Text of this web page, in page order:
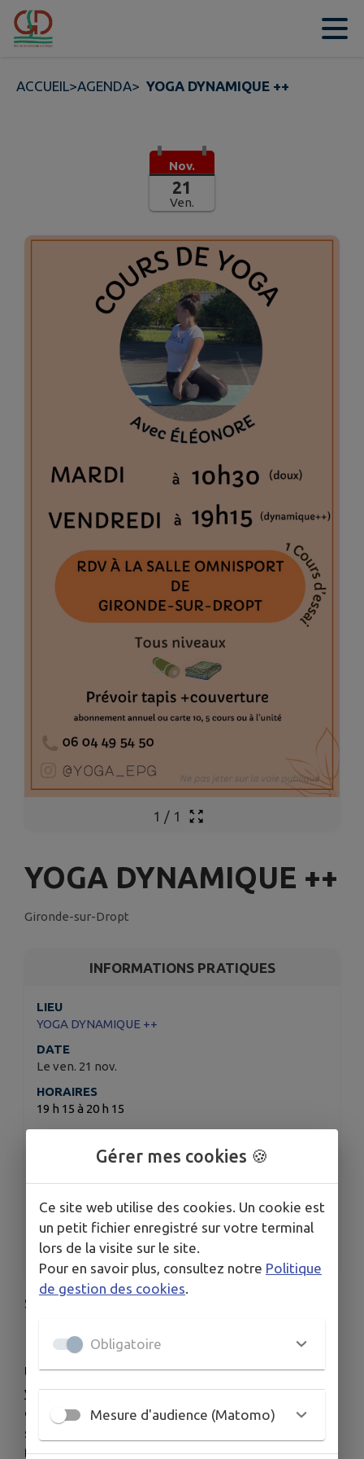
Contenu
ACCUEIL>AGENDA> YOGA DYNAMIQUE ++
Nov.
21
Ven.
1 / 1
YOGA DYNAMIQUE ++
Gironde-sur-Dropt
INFORMATIONS PRATIQUES
LIEU
YOGA DYNAMIQUE ++
DATE
Le ven. 21 nov.
HORAIRES
19 h 15 à 20 h 15
TARIFS
Soit -> Abonnement annuel 8€ par cours X le
Soit -> Carte de 10 cours 110€
Soit -> cours à l'unité 15€
ORGANISÉ PAR
Yoga EPG
Séances de
Un délicieux mélange entrehatha flow,vinyasaet
yoga fonctionnel: de l'engagement, du
dynamisme, séance durant laquelle les postures
sont enchaînées au fil de la respiration, avec des
transitions apportant fluidité, harmonie entre la
Gérer mes cookies 🍪
Ce site web utilise des cookies. Un cookie est
un petit fichier enregistré sur votre terminal
lors de la visite sur le site.
Pour en savoir plus, consultez notre Politique
de gestion des cookies
Obligatoire
Mesure d'audience (Matomo)